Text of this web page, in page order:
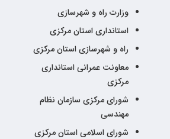
وزارت راه و شهرسازی
استانداری استان مرکزی
راه و شهرسازی استان مرکزی
معاونت عمرانی استانداری
مرکزی
شورای مرکزی سازمان نظام
مهندسی
شورای اسلامی استان مرکزی